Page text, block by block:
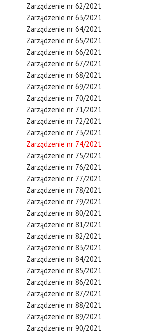
Zarządzenie nr 62/2021
Zarządzenie nr 63/2021
Zarządzenie nr 64/2021
Zarządzenie nr 65/2021
Zarządzenie nr 66/2021
Zarządzenie nr 67/2021
Zarządzenie nr 68/2021
Zarządzenie nr 69/2021
Zarządzenie nr 70/2021
Zarządzenie nr 71/2021
Zarządzenie nr 72/2021
Zarządzenie nr 73/2021
Zarządzenie nr 74/2021
Zarządzenie nr 75/2021
Zarządzenie nr 76/2021
Zarządzenie nr 77/2021
Zarządzenie nr 78/2021
Zarządzenie nr 79/2021
Zarządzenie nr 80/2021
Zarządzenie nr 81/2021
Zarządzenie nr 82/2021
Zarządzenie nr 83/2021
Zarządzenie nr 84/2021
Zarządzenie nr 85/2021
Zarządzenie nr 86/2021
Zarządzenie nr 87/2021
Zarządzenie nr 88/2021
Zarządzenie nr 89/2021
Zarządzenie nr 90/2021